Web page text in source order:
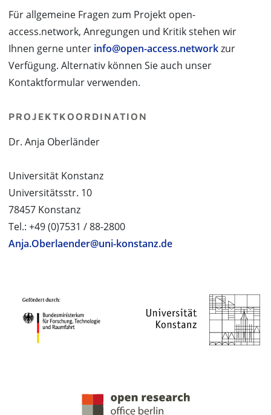
Für allgemeine Fragen zum Projekt open-
access.network, Anregungen und Kritik stehen wir
Ihnen gerne unter info@open-access.networkzur
Verfügung. Alternativ können Sie auch unser
Kontaktformular verwenden.
PROJEKTKOORDINATION
Dr. Anja Oberländer
Universität Konstanz
Universitätsstr. 10
78457 Konstanz
Tel.: +49 (0)7531 / 88-2800
Anja.Oberlaender@uni-konstanz.de